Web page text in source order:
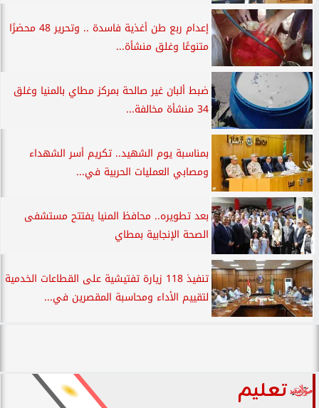
إعدام ربع طن أغذية فاسدة .. وتحرير 48 محضرًا
متنوعًا وغلق منشأة...
ضبط ألبان غير صالحة بمركز مطاي بالمنيا وغلق
34 منشأة مخالفة...
بمناسبة يوم الشهيد.. تكريم أسر الشهداء
ومصابي العمليات الحربية في...
بعد تطويره.. محافظ المنيا يفتتح مستشفى
الصحة الإنجابية بمطاي
تنفيذ 118 زيارة تفتيشية على القطاعات الخدمية
لتقييم الأداء ومحاسبة المقصرين في...
تعليم